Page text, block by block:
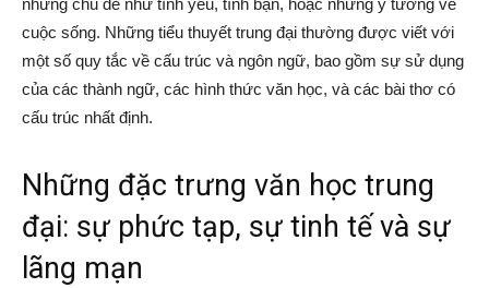
những chủ đề như tình yêu, tình bạn, hoặc những ý tưởng về
cuộc sống. Những tiểu thuyết trung đại thường được viết với
một số quy tắc về cấu trúc và ngôn ngữ, bao gồm sự sử dụng
của các thành ngữ, các hình thức văn học, và các bài thơ có
cấu trúc nhất định.
Những đặc trưng văn học trung
đại: sự phức tạp, sự tinh tế và sự
lãng mạn